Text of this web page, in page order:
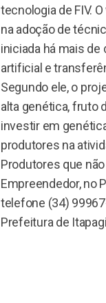
tecnologia de FIV.
na adoção de
iniciada há mais
artificial e
Segundo ele, o
alta genética, fruto
investir em
produtores na
Produtores que
Empreendedor, no
telefone (34)
Prefeitura de